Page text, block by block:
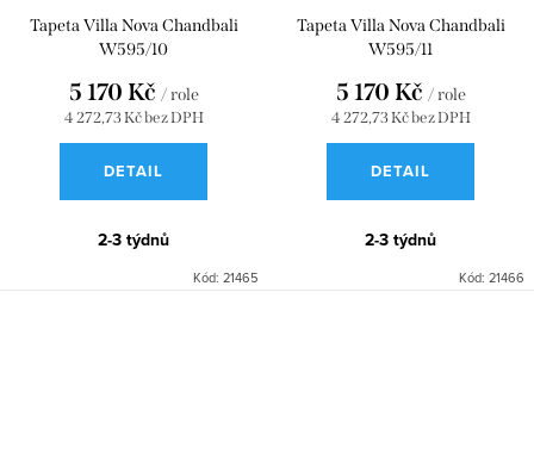
Tapeta Villa Nova Chandbali
W595/10
4 272,73 Kč bez DPH
5 170 Kč / role
DETAIL
2-3 týdnů
Kód: 21465
Tapeta Villa Nova Chandbali
W595/11
4 272,73 Kč bez DPH
5 170 Kč / role
DETAIL
2-3 týdnů
Kód: 21466